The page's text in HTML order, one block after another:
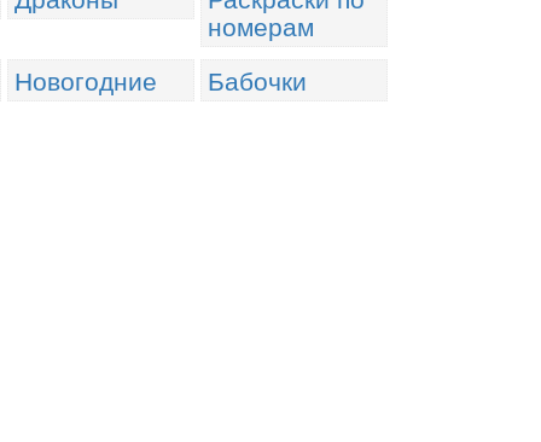
номерам
Новогодние
Бабочки